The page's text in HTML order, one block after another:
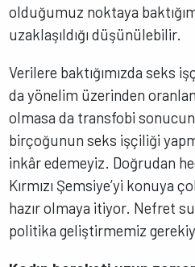
olduğumuz noktaya
uzaklaşıldığı düşünülebilir.
Verilere baktığımızda seks
da yönelim üzerinden
olmasa da transfobi
birçoğunun seks işçiliği
inkâr edemeyiz. Doğrudan
Kırmızı Şemsiye’yi konuya
hazır olmaya itiyor. Nefret
politika geliştirmemiz